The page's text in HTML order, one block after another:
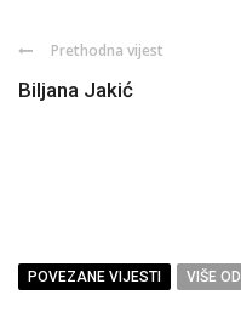
Prethodna vijest
Biljana Jakić
POVEZANE VIJESTI VIŠE